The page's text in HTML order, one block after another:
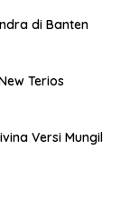
di Banten
Terios
Versi Mungil